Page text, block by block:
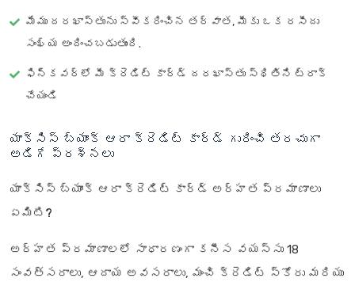
మేము దరఖాస్తును స్వీకరించిన తర్వాత, మీకు ఒక రసీదు
సంఖ్య అందించబడుతుంది.
ఫిన్‌కవర్‌లో మీ క్రెడిట్ కార్డ్ దరఖాస్తు స్థితిని ట్రాక్
చేయండి
యాక్సిస్ బ్యాంక్ ఆరా క్రెడిట్ కార్డ్ గురించి తరచుగా
అడిగే ప్రశ్నలు
యాక్సిస్ బ్యాంక్ ఆరా క్రెడిట్ కార్డ్ అర్హత ప్రమాణాలు
ఏమిటి?
అర్హత ప్రమాణాలలో సాధారణంగా కనీస వయస్సు 18
సంవత్సరాలు, ఆదాయ అవసరాలు, మంచి క్రెడిట్ స్కోరు మరియు